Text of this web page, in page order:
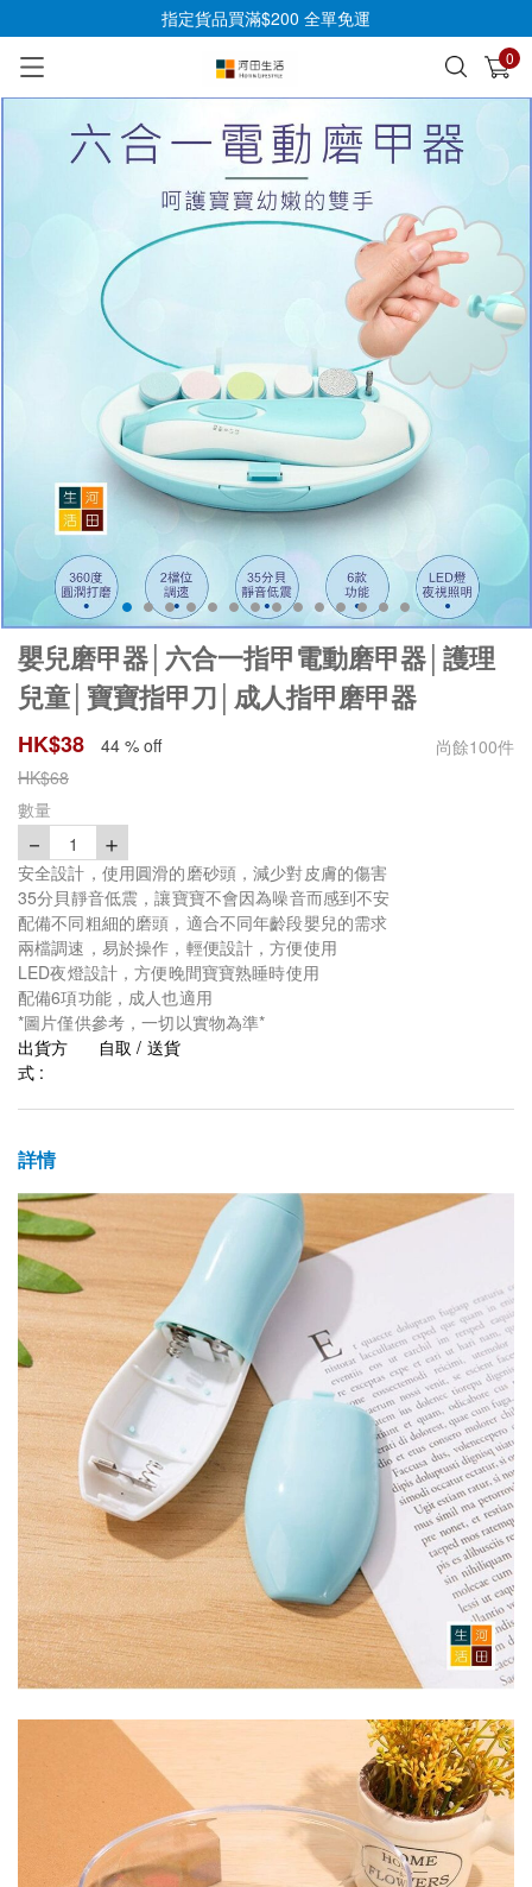
指定貨品買滿$200 全單免運
0
已加入購物車 查看
嬰兒磨甲器│六合一指甲電動磨甲器│護理
兒童│寶寶指甲刀│成人指甲磨甲器
HK$38 44 % off 尚餘100件
HK$68
數量
－ 1 ＋
安全設計，使用圓滑的磨砂頭，減少對皮膚的傷害
35分貝靜音低震，讓寶寶不會因為噪音而感到不安
配備不同粗細的磨頭，適合不同年齡段嬰兒的需求
兩檔調速，易於操作，輕便設計，方便使用
LED夜燈設計，方便晚間寶寶熟睡時使用
配備6項功能，成人也適用
*圖片僅供參考，一切以實物為準*
出貨方
式 :
自取 / 送貨
詳情